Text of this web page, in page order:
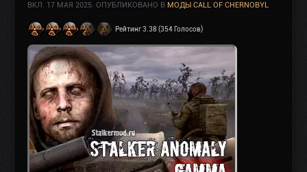
ВКЛ. 17 МАЯ 2025. ОПУБЛИКОВАНО В МОДЫ CALL OF CHERNOBYL
Рейтинг 3.38 (354 Голосов)